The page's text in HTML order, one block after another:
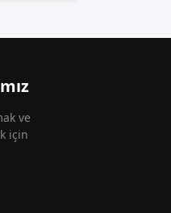
ve
için